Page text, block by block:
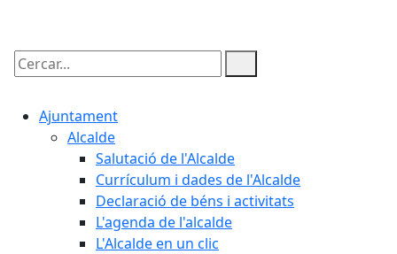
Cercar:
Ajuntament
Alcalde
Salutació de l'Alcalde
Currículum i dades de l'Alcalde
Declaració de béns i activitats
L'agenda de l'alcalde
L'Alcalde en un clic